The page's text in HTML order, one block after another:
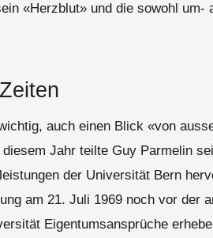
«Herzblut» und die sowohl um-
auch einen Blick «von
Jahr teilte Guy Parmelin
der Universität Bern
am 21. Juli 1969 noch vor der
Eigentumsansprüche